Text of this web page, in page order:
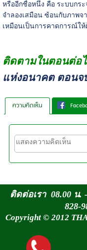
หรืออีกชื่อหนึ่ง คือ ระบบกร
จำลองเสมือน ซ้อนกับภาพจ
เหมือนเป็นการคาดการณ์ใ
ติดตามในตอนต่อไ
แห่งอนาคต ตอนจ
ความคิดเห็น
ติดต่อเรา 08.00 น.
828-
Copyright © 2012